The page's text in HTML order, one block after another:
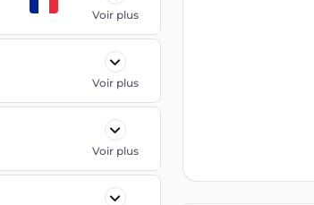
Voir plus
Voir plus
Voir plus